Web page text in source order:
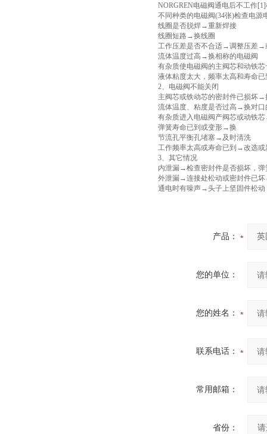
NORGREN电磁阀通电后不工作
不同种类的电磁阀(34张)检查电
线圈是否脱焊→重新焊接
线圈短路→换线圈
工作压差是否不合适→调整压差→
流体温度过高→换相称的电磁阀
有杂质使电磁阀的主阀芯和动铁
液体粘度太大，频率太高和寿命
2、电磁阀不能关闭
主阀芯或铁动芯的密封件已损坏→
流体温度、粘度是否过高→换对口
有杂质进入电磁阀产阀芯或动铁
弹簧寿命已到或变形→换
节流孔平衡孔堵塞→及时清洗
工作频率太高或寿命已到→改选或
3、其它情况
内泄漏→检查密封件是否损坏，弹
外泄漏→连接处松动或密封件已
通电时有噪声→头子上坚固件松动
产品：
您的单位：
您的姓名：
联系电话：
常用邮箱：
省份：